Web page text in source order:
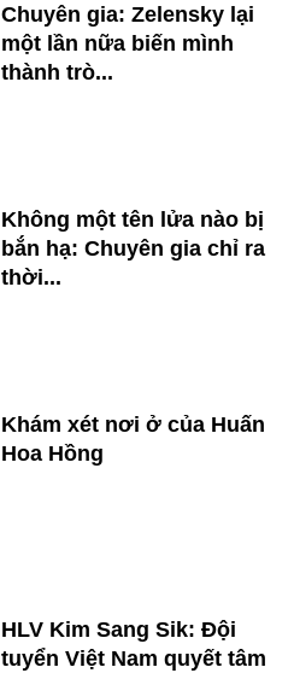
Chuyên gia: Zelensky lại
một lần nữa biến mình
thành trò...
Không một tên lửa nào bị
bắn hạ: Chuyên gia chỉ ra
thời...
Khám xét nơi ở của Huấn
Hoa Hồng
HLV Kim Sang Sik: Đội
tuyển Việt Nam quyết tâm